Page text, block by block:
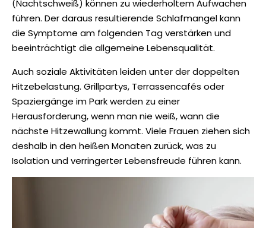
(Nachtschweiß) können zu wiederholtem Aufwachen
führen. Der daraus resultierende Schlafmangel kann
die Symptome am folgenden Tag verstärken und
beeinträchtigt die allgemeine Lebensqualität.
Auch soziale Aktivitäten leiden unter der doppelten
Hitzebelastung. Grillpartys, Terrassencafés oder
Spaziergänge im Park werden zu einer
Herausforderung, wenn man nie weiß, wann die
nächste Hitzewallung kommt. Viele Frauen ziehen sich
deshalb in den heißen Monaten zurück, was zu
Isolation und verringerter Lebensfreude führen kann.